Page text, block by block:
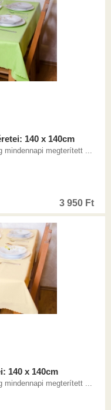
140 x 140cm
mindennapi megterített ...
3 950 Ft
140 x 140cm
mindennapi megterített ...